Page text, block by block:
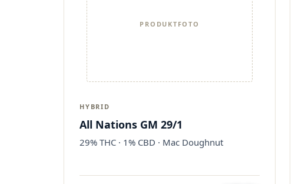
PRODUKTFOTO
HYBRID
All Nations GM 29/1
29% THC · 1% CBD · Mac Doughnut